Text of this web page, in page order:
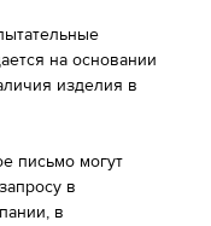
на основании
изделия в
письмо могут
в
в